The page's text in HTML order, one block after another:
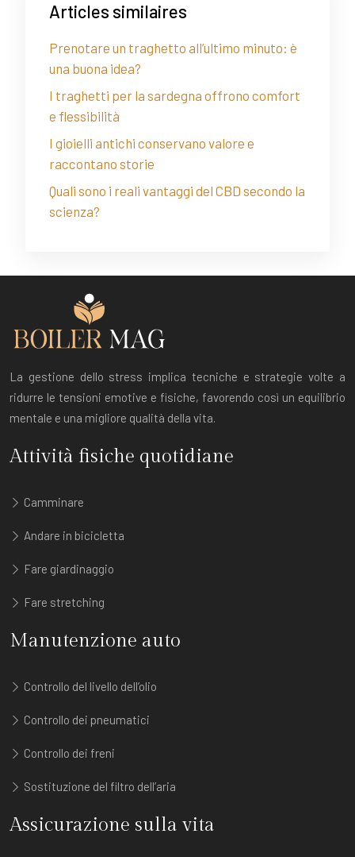
Articles similaires
Prenotare un traghetto all’ultimo minuto: è
una buona idea?
I traghetti per la sardegna offrono comfort
e flessibilità
I gioielli antichi conservano valore e
raccontano storie
Quali sono i reali vantaggi del CBD secondo la
scienza?
La gestione dello stress implica tecniche e strategie volte a
ridurre le tensioni emotive e fisiche, favorendo così un equilibrio
mentale e una migliore qualità della vita.
Attività fisiche quotidiane
Camminare
Andare in bicicletta
Fare giardinaggio
Fare stretching
Manutenzione auto
Controllo del livello dell’olio
Controllo dei pneumatici
Controllo dei freni
Sostituzione del filtro dell’aria
Assicurazione sulla vita